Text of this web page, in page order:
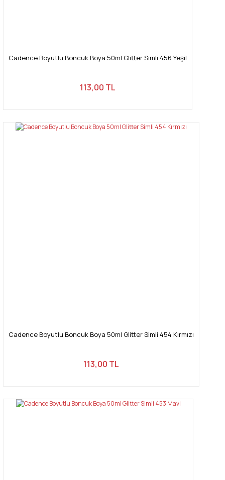
Cadence Boyutlu Boncuk Boya 50ml Glitter Simli 456 Yeşil
113,00 TL
Cadence Boyutlu Boncuk Boya 50ml Glitter Simli 454 Kırmızı
113,00 TL